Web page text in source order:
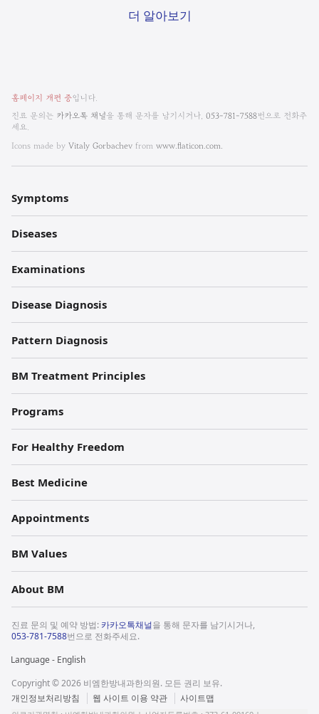
더 알아보기
비
엠
한
방
내
과
한
의
원
각
주
홈페이지 개편 중입니다.
진료 문의는 카카오톡 채널을 통해 문자를 남기시거나, 053-781-7588번으로 전화주
세요.
Icons made by Vitaly Gorbachev from www.flaticon.com.
Symptoms
Diseases
Examinations
Disease Diagnosis
Pattern Diagnosis
BM Treatment Principles
Programs
For Healthy Freedom
Best Medicine
Appointments
BM Values
About BM
진료 문의 및 예약 방법: 카카오톡채널을 통해 문자를 남기시거나,
053-781-7588번으로 전화주세요.
Language - English
Copyright © 2026 비엠한방내과한의원. 모든 권리 보유.
개인정보처리방침
웹 사이트 이용 약관
판
매
법
적
사이트맵